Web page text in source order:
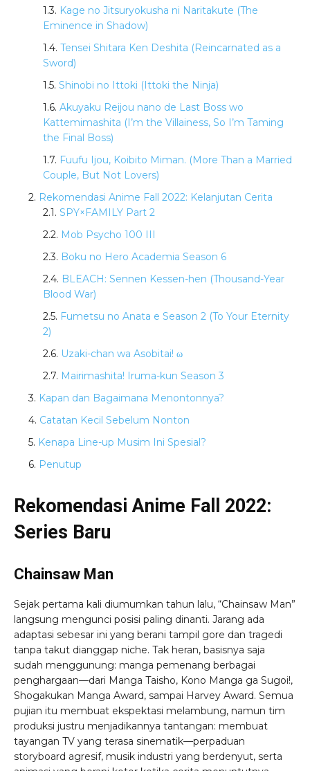
Kage no Jitsuryokusha ni Naritakute (The
Eminence in Shadow)
Tensei Shitara Ken Deshita (Reincarnated as a
Sword)
Shinobi no Ittoki (Ittoki the Ninja)
Akuyaku Reijou nano de Last Boss wo
Kattemimashita (I’m the Villainess, So I’m Taming
the Final Boss)
Fuufu Ijou, Koibito Miman. (More Than a Married
Couple, But Not Lovers)
Rekomendasi Anime Fall 2022: Kelanjutan Cerita
SPY×FAMILY Part 2
Mob Psycho 100 III
Boku no Hero Academia Season 6
BLEACH: Sennen Kessen-hen (Thousand-Year
Blood War)
Fumetsu no Anata e Season 2 (To Your Eternity
2)
Uzaki-chan wa Asobitai! ω
Mairimashita! Iruma-kun Season 3
Kapan dan Bagaimana Menontonnya?
Catatan Kecil Sebelum Nonton
Kenapa Line-up Musim Ini Spesial?
Penutup
Rekomendasi Anime Fall 2022:
Series Baru
Chainsaw Man
Sejak pertama kali diumumkan tahun lalu, “Chainsaw Man”
langsung mengunci posisi paling dinanti. Jarang ada
adaptasi sebesar ini yang berani tampil gore dan tragedi
tanpa takut dianggap niche. Tak heran, basisnya saja
sudah menggunung: manga pemenang berbagai
penghargaan—dari Manga Taisho, Kono Manga ga Sugoi!,
Shogakukan Manga Award, sampai Harvey Award. Semua
pujian itu membuat ekspektasi melambung, namun tim
produksi justru menjadikannya tantangan: membuat
tayangan TV yang terasa sinematik—perpaduan
storyboard agresif, musik industri yang berdenyut, serta